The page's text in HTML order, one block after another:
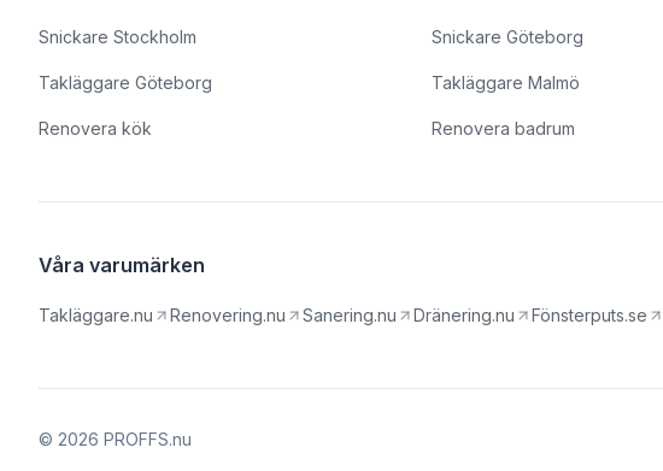
Snickare Stockholm Snickare Göteborg
Takläggare Göteborg Takläggare Malmö
Renovera kök Renovera badrum
Våra varumärken
Takläggare.nu Renovering.nu Sanering.nu Dränering.nu Fönsterputs.se
© 2026 PROFFS.nu